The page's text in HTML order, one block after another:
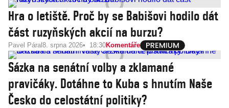
Hra o letiště. Proč by se Babišovi hodilo dát
část ruzyňských akcií na burzu?
Pavel Páral 8. srpna 2026 18:30Komentáře
Sázka na senátní volby a zklamané
pravičáky. Dotáhne to Kuba s hnutím Naše
Česko do celostátní politiky?